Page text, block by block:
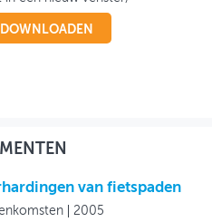
DOWNLOADEN
van fietspaden
2005